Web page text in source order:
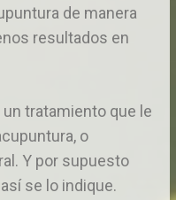
de manera
resultados en
tratamiento que le
o
Y por supuesto
se lo indique.